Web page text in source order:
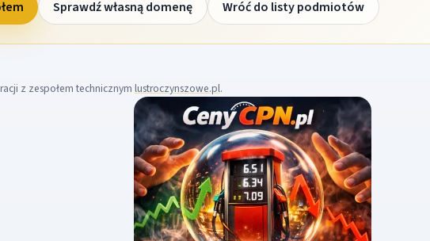
Sprawdź własną domenę Wróć do listy podmiotów
z zespołem technicznym lustroczynszowe.pl.